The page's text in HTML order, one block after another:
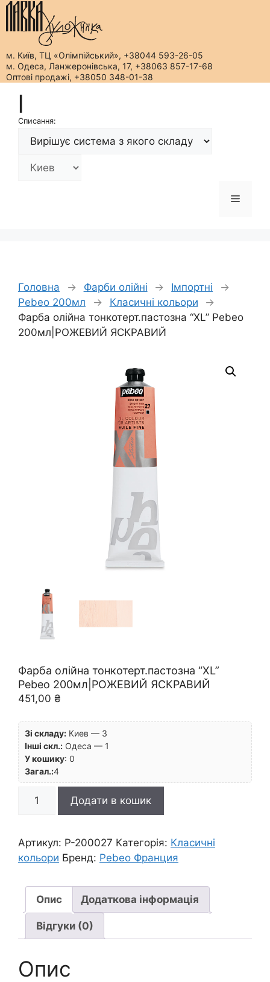
м. Київ, ТЦ «Олімпійський», +38044 593-26-05
м. Одеса, Ланжеронівська, 17, +38063 857-17-68
Оптові продажі, +38050 348-01-38
вмістуСписання:
Меню
Головна → Фарби олійні → Імпортні
→
Pebeo 200мл
→ Класичні кольори
→
Фарба олійна тонкотерт.пастозна “XL” Pebeo
200мл|РОЖЕВИЙ ЯСКРАВИЙ
Фарба олійна тонкотерт.пастозна “XL”
Pebeo 200мл|РОЖЕВИЙ ЯСКРАВИЙ
451,00 ₴
Зі складу: Киев — 3
Інші скл.: Одеса — 1
У кошику: 0
Загал.:4
Фарба
"XL"
Pebeo
РОЖЕВИЙ
ЯСКРАВИЙ
кількість
Додати в кошик
Артикул: P-200027 Категорія: Класичні
кольори Бренд: Pebeo Франция
Опис Додаткова інформація
Відгуки (0)
Опис